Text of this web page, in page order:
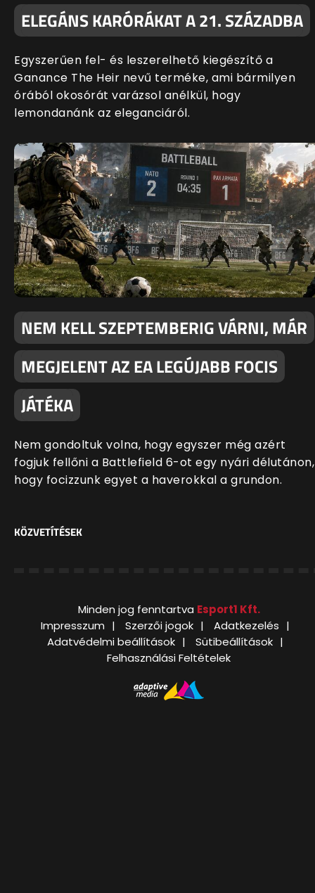
ELEGÁNS KARÓRÁKAT A 21. SZÁZADBA
Egyszerűen fel- és leszerelhető kiegészítő a
Ganance The Heir nevű terméke, ami bármilyen
órából okosórát varázsol anélkül, hogy
lemondanánk az eleganciáról.
NEM KELL SZEPTEMBERIG VÁRNI, MÁR
MEGJELENT AZ EA LEGÚJABB FOCIS
JÁTÉKA
Nem gondoltuk volna, hogy egyszer még azért
fogjuk fellőni a Battlefield 6-ot egy nyári délutánon,
hogy focizzunk egyet a haverokkal a grundon.
KÖZVETÍTÉSEK
Minden jog fenntartva Esport1 Kft.
Impresszum
Szerzői jogok
Adatkezelés
Adatvédelmi beállítások
Sütibeállítások
Felhasználási Feltételek